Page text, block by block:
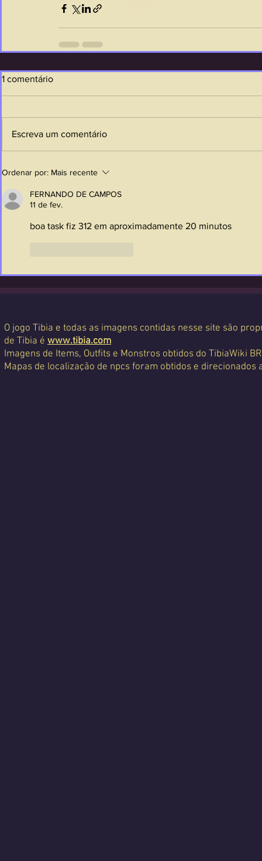
1 comentário
Escreva um comentário
Ordenar por: Mais recente
FERNANDO DE CAMPOS
11 de fev.
boa task fiz 312 em aproximadamente 20 minutos
O jogo Tibia e todas as imagens contidas nesse site são
de Tibia é www.tibia.com
Imagens de Items, Outfits e Monstros obtidos do TibiaWiki
Mapas de localização de npcs foram obtidos e direcionados